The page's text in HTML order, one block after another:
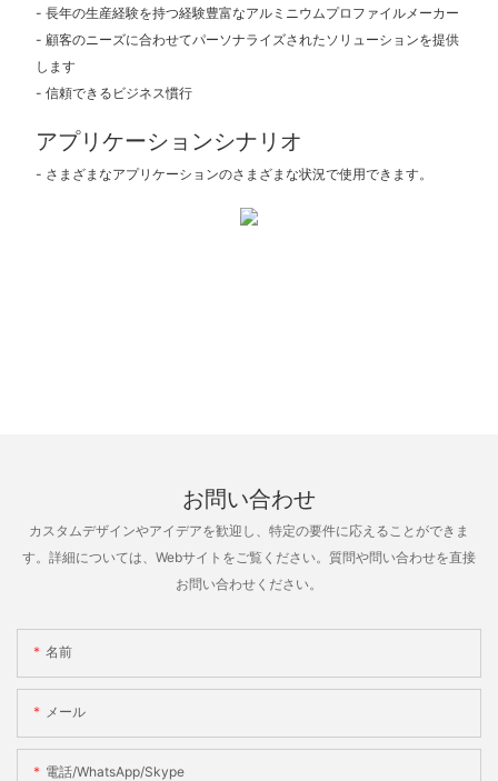
- 長年の生産経験を持つ経験豊富なアルミニウムプロファイルメーカー
- 顧客のニーズに合わせてパーソナライズされたソリューションを提供
します
- 信頼できるビジネス慣行
アプリケーションシナリオ
- さまざまなアプリケーションのさまざまな状況で使用できます。
お問い合わせ
カスタムデザインやアイデアを歓迎し、特定の要件に応えることができま
す。詳細については、Webサイトをご覧ください。質問や問い合わせを直接
お問い合わせください。
名前
メール
電話/WhatsApp/Skype